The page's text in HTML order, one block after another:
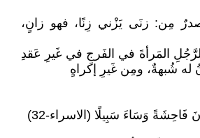
مِن: زنَى يَزْني زِنًا، فهو زانٍ،
المَرأةَ في الفَرجِ في غَيرِ عَقدِ
له شُبهةٌ، ومِن غَيرِ إكراهٍ
فَاحِشَةً وَسَاءَ سَبِيلًا (الاسراء-32)